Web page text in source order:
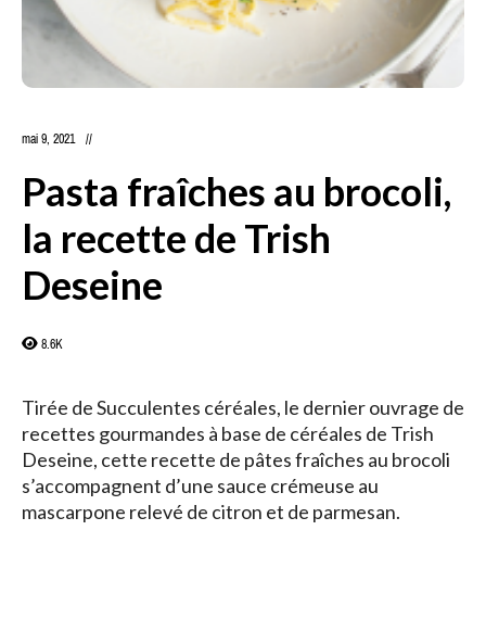
mai 9, 2021
Pasta fraîches au brocoli,
la recette de Trish
Deseine
8.6K
Tirée de Succulentes céréales, le dernier ouvrage de
recettes gourmandes à base de céréales de Trish
Deseine, cette recette de pâtes fraîches au brocoli
s’accompagnent d’une sauce crémeuse au
mascarpone relevé de citron et de parmesan.